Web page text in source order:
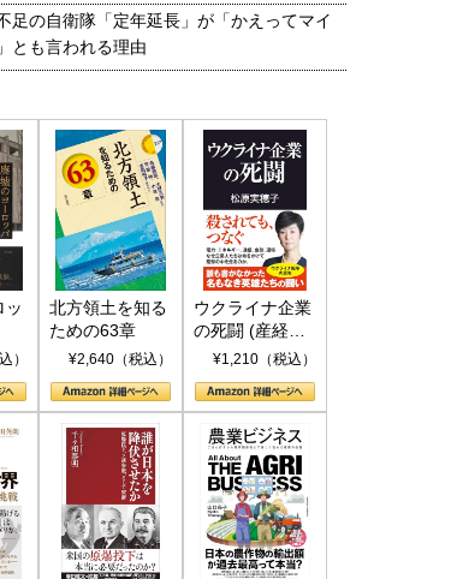
足の自衛隊「定年延長」が「かえってマイ
とも言われる理由
ッ
）
北方領土を知る
ための63章
¥2,640（税込）
ウクライナ企業
の死闘 (産経セ
レクト S 039)
¥1,210（税込）